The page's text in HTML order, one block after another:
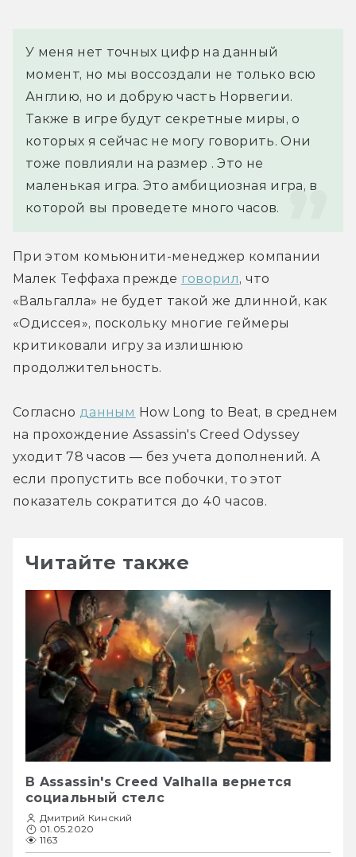
У меня нет точных цифр на данный
момент, но мы воссоздали не только всю
Англию, но и добрую часть Норвегии.
Также в игре будут секретные миры, о
которых я сейчас не могу говорить. Они
тоже повлияли на размер . Это не
маленькая игра. Это амбициозная игра, в
которой вы проведете много часов.
При этом комьюнити-менеджер компании
Малек Теффаха прежде говорил, что
«Вальгалла» не будет такой же длинной, как
«Одиссея», поскольку многие геймеры
критиковали игру за излишнюю
продолжительность.
Согласно данным How Long to Beat, в среднем
на прохождение Assassin's Creed Odyssey
уходит 78 часов — без учета дополнений. А
если пропустить все побочки, то этот
показатель сократится до 40 часов.
Читайте также
В Assassin's Creed Valhalla вернется
социальный стелс
Дмитрий Кинский
01.05.2020
1163